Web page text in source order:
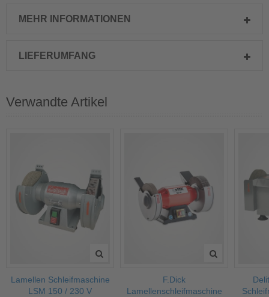
MEHR INFORMATIONEN
LIEFERUMFANG
Verwandte Artikel
Lamellen Schleifmaschine
LSM 150 / 230 V
F.Dick
Lamellenschleifmaschine